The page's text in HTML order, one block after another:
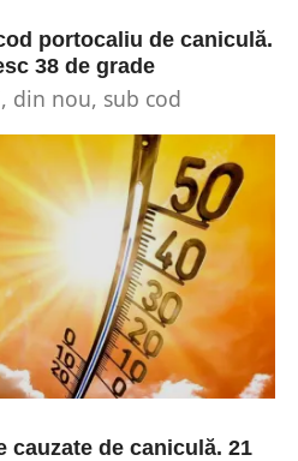
portocaliu de caniculă.
38 de grade
din nou, sub cod
de caniculă. 21